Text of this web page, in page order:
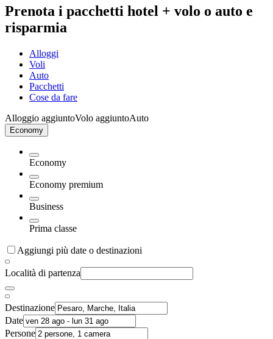
Prenota i pacchetti hotel + volo o auto e
risparmia
Alloggi
Voli
Auto
Pacchetti
Cose da fare
Alloggio aggiuntoVolo aggiuntoAuto
Economy
Economy
Economy premium
Business
Prima classe
Aggiungi più date o destinazioni
Località di partenza
Destinazione
Date
Persone